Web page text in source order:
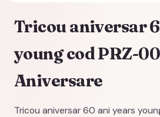
Tricou aniversar
young cod PRZ-
Aniversare
Tricou aniversar 60 ani years